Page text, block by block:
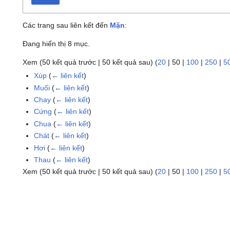
Các trang sau liên kết đến Mặn:
Đang hiển thị 8 mục.
Xem (50 kết quả trước | 50 kết quả sau) (20 | 50 | 100 | 250 |
Xúp (← liên kết)
Muối (← liên kết)
Chay (← liên kết)
Cứng (← liên kết)
Chua (← liên kết)
Chát (← liên kết)
Hơi (← liên kết)
Thau (← liên kết)
Xem (50 kết quả trước | 50 kết quả sau) (20 | 50 | 100 | 250 |